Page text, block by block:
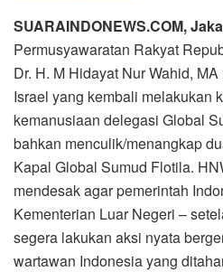
SUARAINDONEWS.COM,
Permusyawaratan Rakyat
Dr. H. M Hidayat Nur Wahid,
Israel yang kembali melakukan
kemanusiaan delegasi Global
bahkan menculik/menangkap
Kapal Global Sumud Flotila.
mendesak agar pemerintah
Kementerian Luar Negeri –
segera lakukan aksi nyata
wartawan Indonesia yang